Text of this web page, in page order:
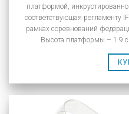
платформой,
соответствующая регламенту
рамках соревнований
Высота платформы – 1.9